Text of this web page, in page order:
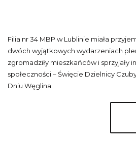
Filia nr 34 MBP w Lublinie miała
dwóch wyjątkowych wydarzeniach
zgromadziły mieszkańców i sprzyjały
społeczności – Święcie Dzielnicy
Dniu Węglina.